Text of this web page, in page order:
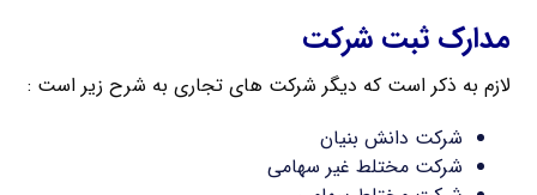
مدارک ثبت شرکت
لازم به ذکر است که دیگر شرکت های تجاری به شرح زیر است :
شرکت دانش بنیان
شرکت مختلط غیر سهامی